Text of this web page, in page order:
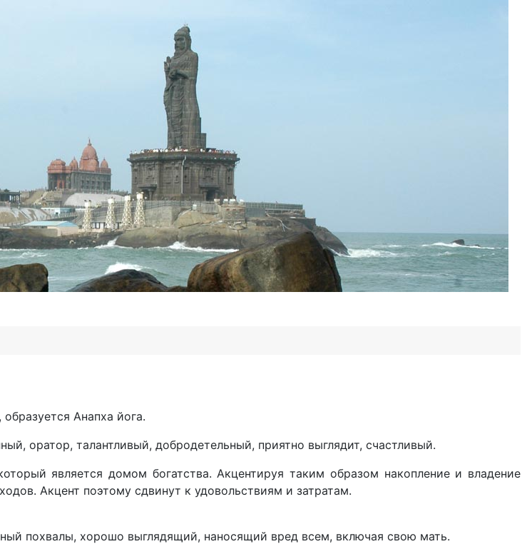
Анапха йога.
оратор, талантливый, добродетельный, приятно выглядит, счастливый.
является домом богатства. Акцентируя таким образом накопление и владение
Акцент поэтому сдвинут к удовольствиям и затратам.
похвалы, хорошо выглядящий, наносящий вред всем, включая свою мать.